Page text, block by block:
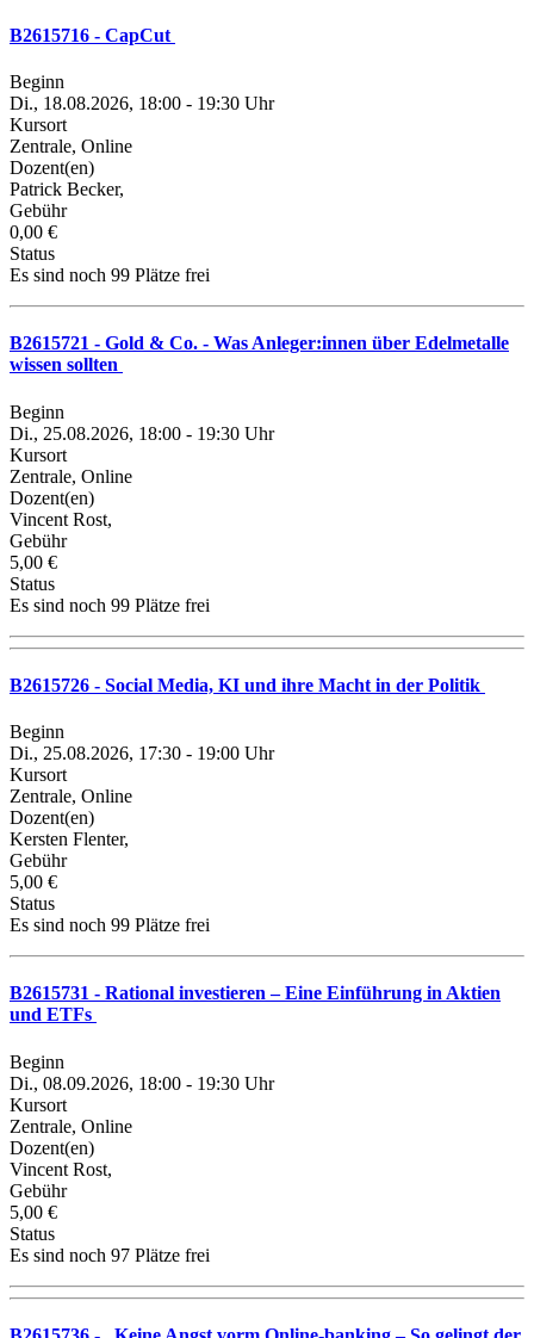
B2615716 - CapCut
Beginn
Di., 18.08.2026, 18:00 - 19:30 Uhr
Kursort
Zentrale, Online
Dozent(en)
Patrick Becker,
Gebühr
0,00 €
Status
Es sind noch 99 Plätze frei
B2615721 - Gold & Co. - Was Anleger:innen über Edelmetalle
wissen sollten
Beginn
Di., 25.08.2026, 18:00 - 19:30 Uhr
Kursort
Zentrale, Online
Dozent(en)
Vincent Rost,
Gebühr
5,00 €
Status
Es sind noch 99 Plätze frei
B2615726 - Social Media, KI und ihre Macht in der Politik
Beginn
Di., 25.08.2026, 17:30 - 19:00 Uhr
Kursort
Zentrale, Online
Dozent(en)
Kersten Flenter,
Gebühr
5,00 €
Status
Es sind noch 99 Plätze frei
B2615731 - Rational investieren – Eine Einführung in Aktien
und ETFs
Beginn
Di., 08.09.2026, 18:00 - 19:30 Uhr
Kursort
Zentrale, Online
Dozent(en)
Vincent Rost,
Gebühr
5,00 €
Status
Es sind noch 97 Plätze frei